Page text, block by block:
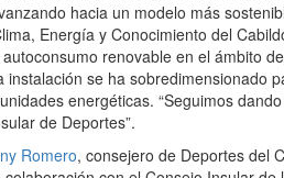
hacia un modelo más
Energía y Conocimiento del
renovable en el ámbito
instalación se ha sobredimensionado
energéticas. “Seguimos
de Deportes”.
Romero, consejero de Deportes del